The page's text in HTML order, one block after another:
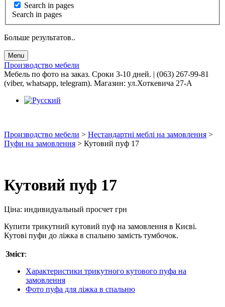
Search in pages
Search in pages
Больше результатов..
Menu
Производство мебели
Мебель по фото на заказ. Сроки 3-10 дней. | (063) 267-99-81
(viber, whatsapp, telegram). Магазин: ул.Хоткевича 27-А
Производство мебели > Нестандартні меблі на замовлення >
Пуфи на замовлення > Кутовий пуф 17
Кутовий пуф 17
Ціна: индивидуальный просчет грн
Купити трикутний кутовий пуф на замовлення в Києві.
Кутові пуфи до ліжка в спальню замість тумбочок.
Зміст:
Характеристики трикутного кутового пуфа на
замовлення
Фото пуфа для ліжка в спальню